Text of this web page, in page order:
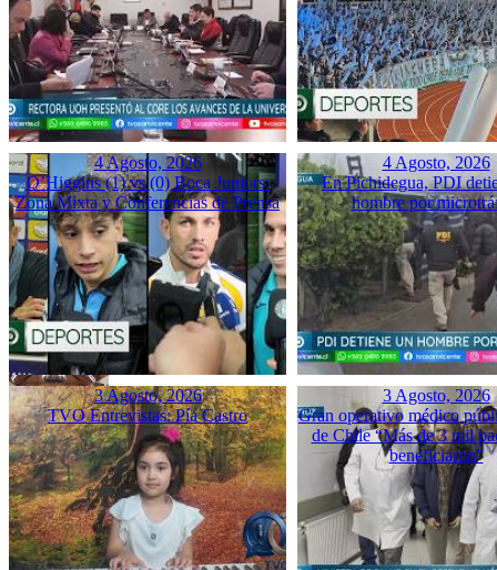
4 Agosto, 2026
O’Higgins (1) vs (0) Boca Juniors:
Zona Mixta y Conferencias de Prensa
4 Agosto, 2026
En Pichidegua, PDI
hombre por
3 Agosto, 2026
TVO Entrevistas: Pía Castro
3 Agosto, 2026
Gran operativo médico
de Chile “Más de 3 mil
beneficiaron”